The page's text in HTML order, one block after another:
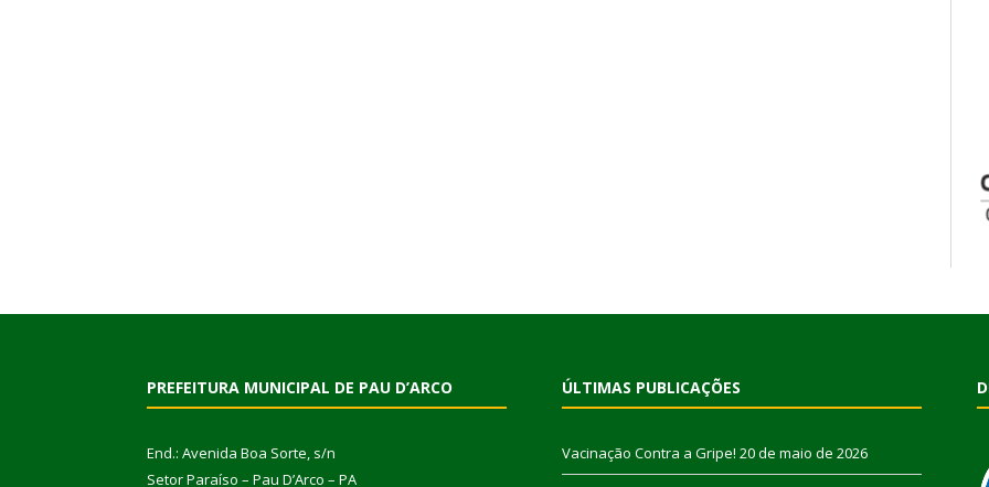
PREFEITURA MUNICIPAL DE PAU D’ARCO
End.: Avenida Boa Sorte, s/n
Setor Paraíso – Pau D’Arco – PA
ÚLTIMAS PUBLICAÇÕES
Vacinação Contra a Gripe! 20 de maio de 2026